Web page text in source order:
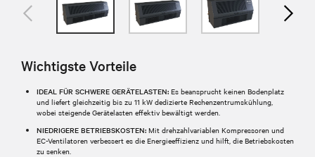
Wichtigste Vorteile
IDEAL FÜR SCHWERE GERÄTELASTEN: Es beansprucht keinen Bodenplatz
und liefert gleichzeitig bis zu 11 kW dedizierte Rechenzentrumskühlung,
wobei steigende Gerätelasten effektiv bewältigt werden.
NIEDRIGERE BETRIEBSKOSTEN: Mit drehzahlvariablen Kompressoren und
EC-Ventilatoren verbessert es die Energieeffizienz und hilft, die Betriebskosten
zu senken.